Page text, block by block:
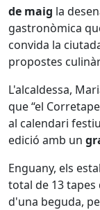
de maig la
gastronòmica
convida la
propostes
L'alcaldessa,
que “el
al calendari
edició amb un
Enguany, els
total de 13 tapes
d'una beguda,